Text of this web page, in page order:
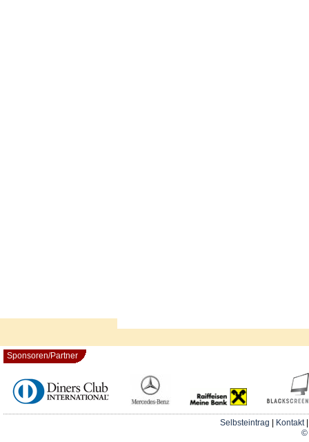
Sponsoren/Partner
Selbsteintrag Kontakt
©